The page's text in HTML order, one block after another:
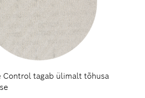
Control tagab ülimalt tõhusa